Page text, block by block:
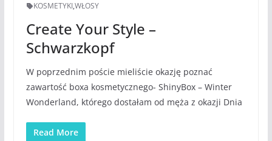
KOSMETYKI,WŁOSY
Create Your Style –
Schwarzkopf
W poprzednim poście mieliście okazję poznać
zawartość boxa kosmetycznego- ShinyBox – Winter
Wonderland, którego dostałam od męża z okazji Dnia
Read More